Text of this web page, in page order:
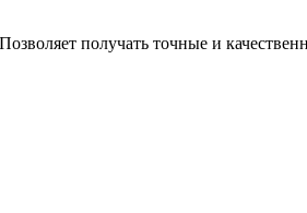
получать точные и